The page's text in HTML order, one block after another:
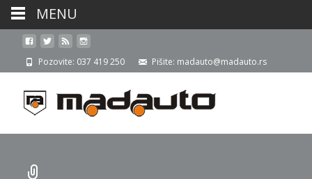
Pozovite: 037 419 250 Pišite: madauto@madauto.rs
MENU